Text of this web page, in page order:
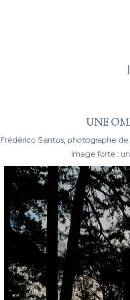
UNE
Frédérico Santos, photographe
image forte :